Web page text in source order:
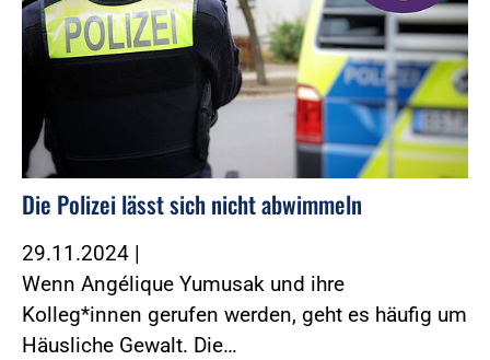
Die Polizei lässt sich nicht abwimmeln
29.11.2024 |
Wenn Angélique Yumusak und ihre
Kolleg*innen gerufen werden, geht es häufig um
Häusliche Gewalt. Die…